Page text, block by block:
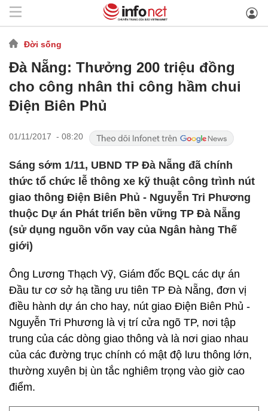
Đời sống
Đà Nẵng: Thưởng 200 triệu đồng
cho công nhân thi công hầm chui
Điện Biên Phủ
01/11/2017 - 08:20
Sáng sớm 1/11, UBND TP Đà Nẵng đã chính
thức tổ chức lễ thông xe kỹ thuật công trình nút
giao thông Điện Biên Phủ - Nguyễn Tri Phương
thuộc Dự án Phát triển bền vững TP Đà Nẵng
(sử dụng nguồn vốn vay của Ngân hàng Thế
giới)
Ông Lương Thạch Vỹ, Giám đốc BQL các dự án
Đầu tư cơ sở hạ tầng ưu tiên TP Đà Nẵng, đơn vị
điều hành dự án cho hay, nút giao Điện Biên Phủ -
Nguyễn Tri Phương là vị trí cửa ngõ TP, nơi tập
trung của các dòng giao thông và là nơi giao nhau
của các đường trục chính có mật độ lưu thông lớn,
thường xuyên bị ùn tắc nghiêm trọng vào giờ cao
điểm.